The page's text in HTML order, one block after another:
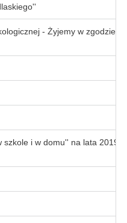
- Żyjemy w zgodzie z
i w domu'' na lata 2019-